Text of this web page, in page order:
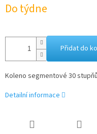
cena:
Do týdne
Přidat do
Koleno segmentové 30
Detailní informace